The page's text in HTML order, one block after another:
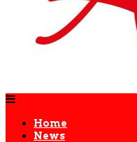
Home
News